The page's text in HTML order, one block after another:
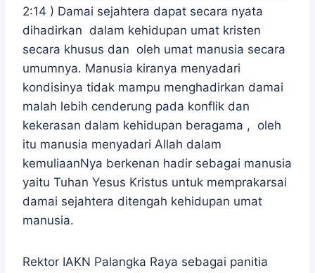
2:14 ) Damai sejahtera dapat secara nyata
dihadirkan dalam kehidupan umat kristen
secara khusus dan oleh umat manusia secara
umumnya. Manusia kiranya menyadari
kondisinya tidak mampu menghadirkan damai
malah lebih cenderung pada konflik dan
kekerasan dalam kehidupan beragama , oleh
itu manusia menyadari Allah dalam
kemuliaanNya berkenan hadir sebagai manusia
yaitu Tuhan Yesus Kristus untuk memprakarsai
damai sejahtera ditengah kehidupan umat
manusia.
Rektor IAKN Palangka Raya sebagai panitia